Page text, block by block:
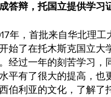
答辩，托国立提供学习
年，首批来自华北理工
始了在托木斯克国立大
经过一年的刻苦学习，
平有了很大的提高，也
伯利亚的文化，了解了